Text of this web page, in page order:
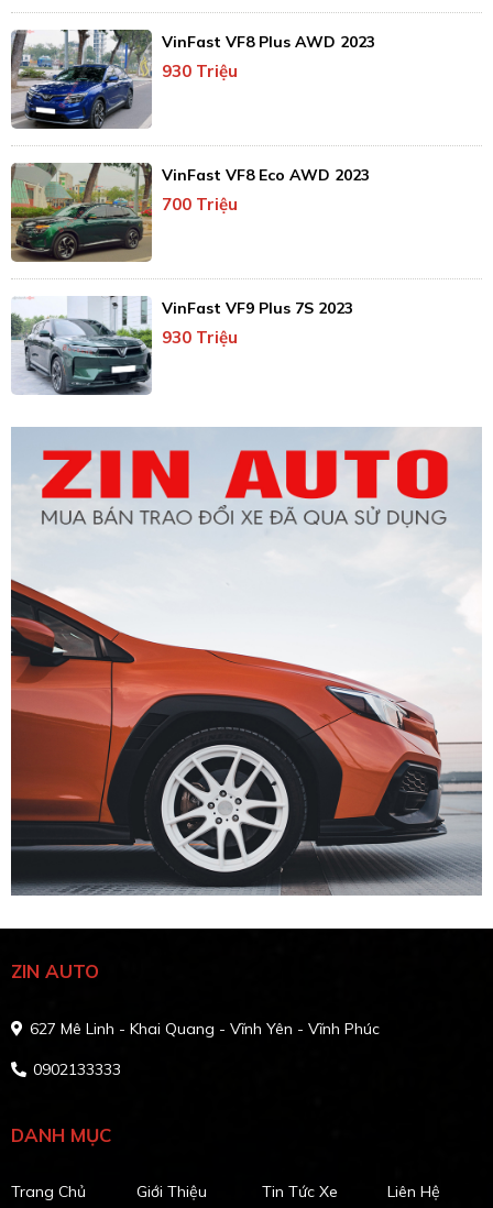
VinFast VF8 Plus AWD 2023
930 Triệu
VinFast VF8 Eco AWD 2023
700 Triệu
VinFast VF9 Plus 7S 2023
930 Triệu
ZIN AUTO
627 Mê Linh - Khai Quang - Vĩnh Yên - Vĩnh Phúc
0902133333
DANH MỤC
Trang Chủ Giới Thiệu Tin Tức Xe Liên Hệ